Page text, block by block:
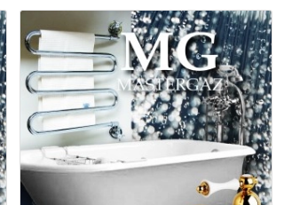
Обеспечьте себе чистую питьевую воду
без хлопот. «Мастергаз» с 2012 года
обслуживает свыше 750 тысяч
домохозяйств в Киеве. Мастера
приезжают вовремя (±30 мин), цены от
700 грн. Гарантия на монтаж — 24
месяца.